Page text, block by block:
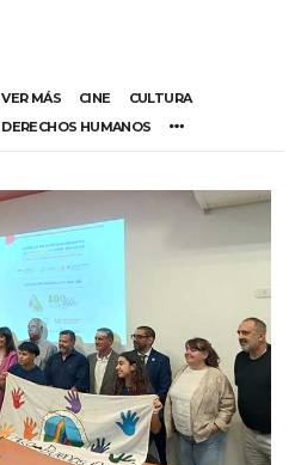
VER MÁS CINE
CULTURA
DERECHOS HUMANOS